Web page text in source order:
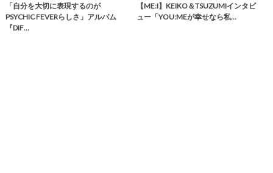
「自分を大切に表現するのが
PSYCHIC FEVERらしさ」アルバム
『DIF…
【ME:I】KEIKO＆TSUZUMIインタビ
ュー「YOU:MEが幸せなら私…